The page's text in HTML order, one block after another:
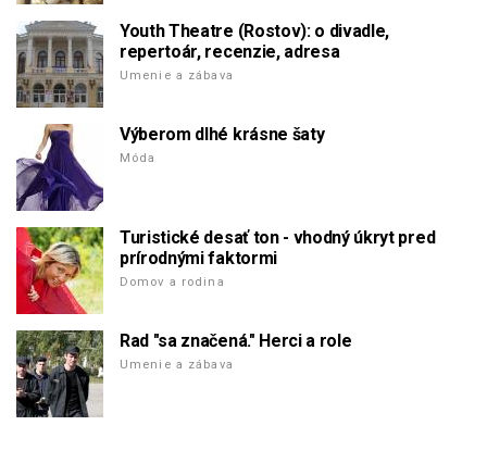
Youth Theatre (Rostov): o divadle,
repertoár, recenzie, adresa
Umenie a zábava
Výberom dlhé krásne šaty
Móda
Turistické desať ton - vhodný úkryt pred
prírodnými faktormi
Domov a rodina
Rad "sa značená." Herci a role
Umenie a zábava